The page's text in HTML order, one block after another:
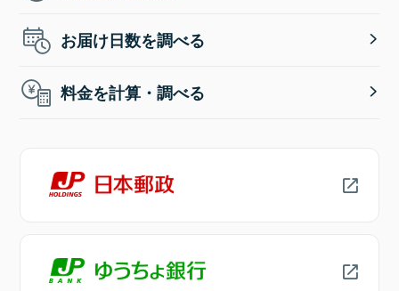
お届け日数を調べる
料金を計算・調べる